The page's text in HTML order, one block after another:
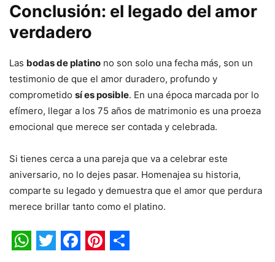
Conclusión: el legado del amor
verdadero
Las bodas de platino no son solo una fecha más, son un
testimonio de que el amor duradero, profundo y
comprometido sí es posible. En una época marcada por lo
efímero, llegar a los 75 años de matrimonio es una proeza
emocional que merece ser contada y celebrada.
Si tienes cerca a una pareja que va a celebrar este
aniversario, no lo dejes pasar. Homenajea su historia,
comparte su legado y demuestra que el amor que perdura
merece brillar tanto como el platino.